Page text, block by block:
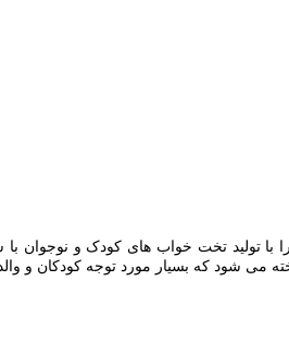
تخت در سال 1394 فعالیت خود را با تولید
شود که بسیار مورد توجه کودکان و